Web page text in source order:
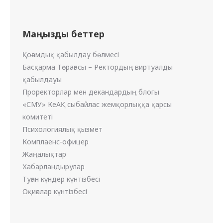
Маңызды беттер
Қоғамдық қабылдау бөлмесі
Басқарма Төрағасы – Ректордың виртуалды
қабылдауы
Проректорлар мен декандардың блогы
«СМУ» КеАҚ сыбайлас жемқорлыққа қарсы
комитеті
Психологиялық қызмет
Комплаенс-офицер
Жаңалықтар
Хабарландырулар
Туған күндер күнтізбесі
Оқиғалар күнтізбесі